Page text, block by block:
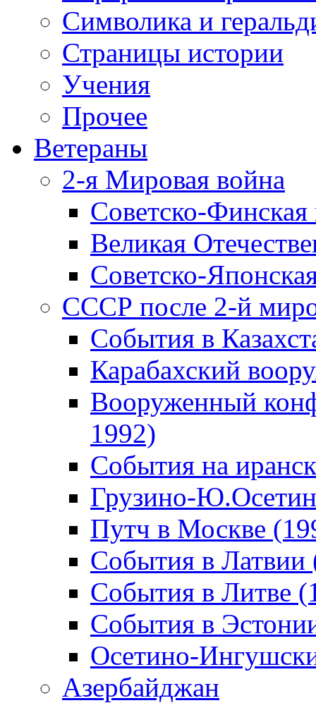
Символика и
Страницы истории
Учения
Прочее
Ветераны
2-я Мировая война
Советско-
Великая
Советско-
СССР после 2-й
События в
Карабахский
Вооруженный
1992)
События на
Грузино-
Путч в Москве
События в Латвии
События в Литве
События в
Осетино-
Азербайджан